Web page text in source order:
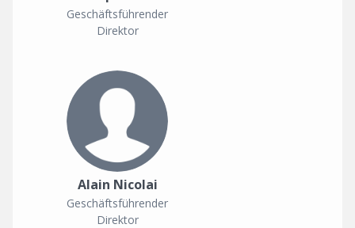
Geschäftsführender
Direktor
Alain Nicolai
Geschäftsführender
Direktor